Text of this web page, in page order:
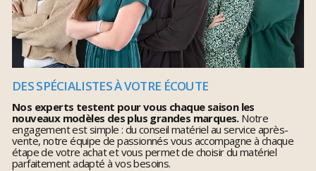
DES SPÉCIALISTES À VOTRE ÉCOUTE
Nos experts testent pour vous chaque saison les
nouveaux modèles des plus grandes marques.Notre
engagement est simple : du conseil matériel au service après-
vente, notre équipe de passionnés vous accompagne à chaque
étape de votre achat et vous permet de choisir du matériel
parfaitement adapté à vos besoins.